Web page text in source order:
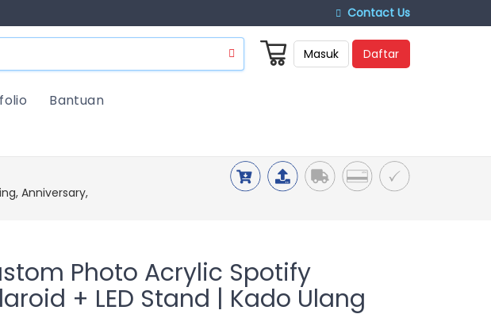
Contact Us
Masuk Daftar
Bantuan
Anniversary,
Photo Acrylic Spotify
+ LED Stand | Kado Ulang